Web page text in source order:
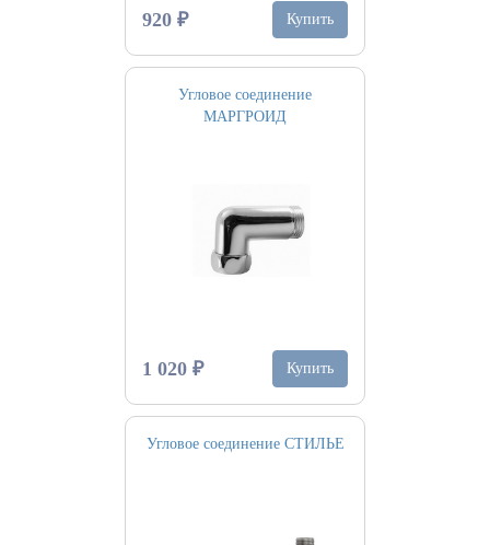
920 ₽ Купить
Угловое соединение
МАРГРОИД
1 020 ₽ Купить
Угловое соединение СТИЛЬЕ